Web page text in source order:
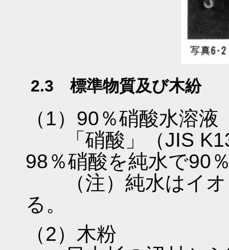
2.3 標準物質及び木紛
（1）90％硝酸水溶液
「硝酸」（JIS
98％硝酸を純水で90
（注）純水はイオ
る。
（2）木粉